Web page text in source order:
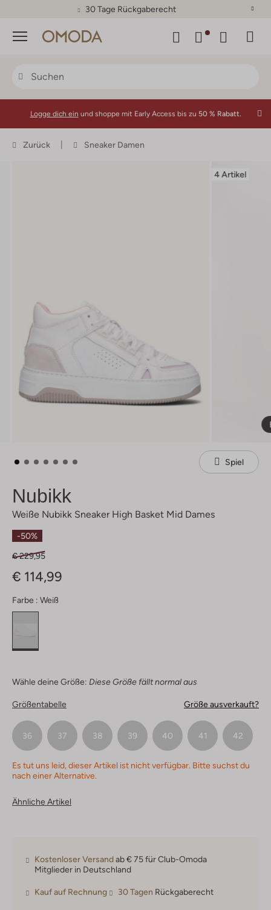
30 Tage Rückgaberecht
Menü
Logge dich ein und shoppe mit Early Access bis zu 50 % Rabatt.
Zurück Sneaker Damen
4 Artikel
Spiel
Nubikk
Weiße Nubikk Sneaker High Basket Mid Dames
-50%
€ 229,95
€ 114,99
Farbe : Weiß
Wähle deine Größe: Diese Größe fällt normal aus
Größentabelle Größe ausverkauft?
36 37 38 39 40 41 42
Es tut uns leid, dieser Artikel ist nicht verfügbar. Bitte suchst du
nach einer Alternative.
Ähnliche Artikel
Kostenloser Versandab € 75 für Club-Omoda
Mitglieder in Deutschland
Kauf auf Rechnung 30 Tagen Rückgaberecht